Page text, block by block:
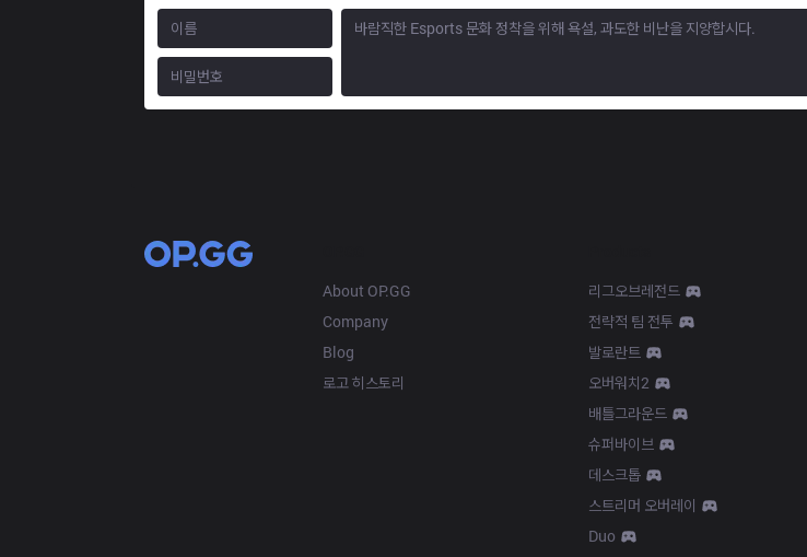
About OP.GG
Company
Blog
로고 히스토리
리그오브레전드
전략적 팀 전투
발로란트
오버워치2
배틀그라운드
슈퍼바이브
데스크톱
스트리머 오버레이
Duo